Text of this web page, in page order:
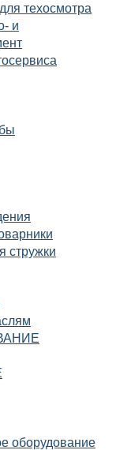
техосмотра
и
стружки
оборудование